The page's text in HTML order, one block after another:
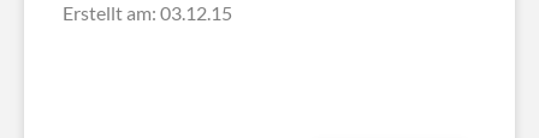
Erstellt am: 03.12.15